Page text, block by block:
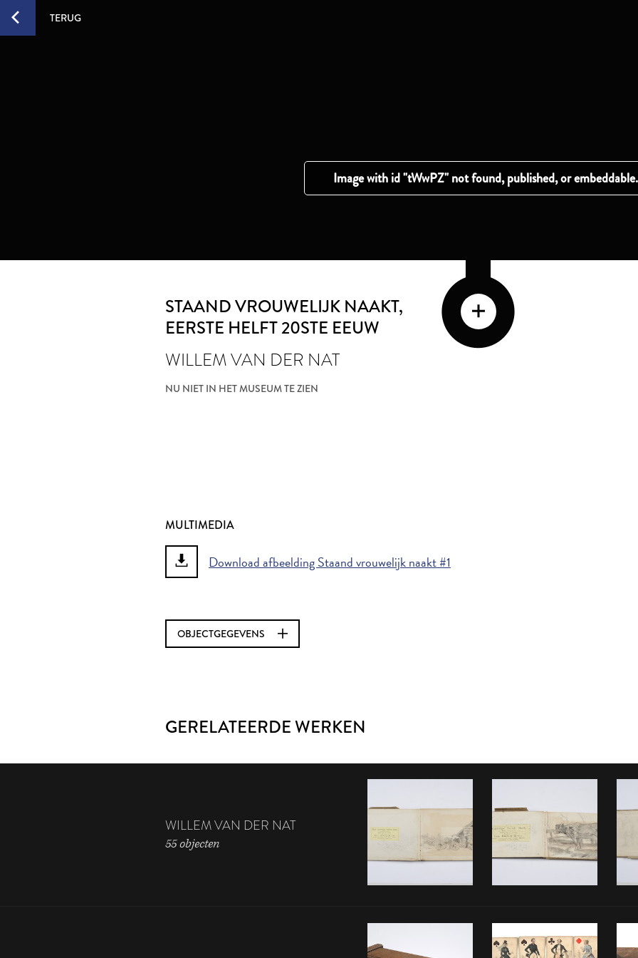
TERUG
STAAND VROUWELIJK NAAKT,
EERSTE HELFT 20STE EEUW
WILLEM VAN DER NAT
NU NIET IN HET MUSEUM TE ZIEN
MULTIMEDIA
Download afbeelding Staand vrouwelijk naakt #1
OBJECTGEGEVENS
GERELATEERDE WERKEN
WILLEM VAN DER NAT
55 objecten